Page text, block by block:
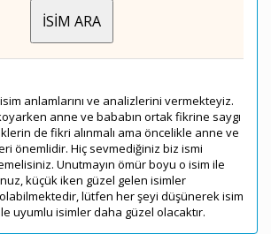
anlamlarını ve analizlerini vermekteyiz.
anne ve bababın ortak fikrine saygı
de fikri alınmalı ama öncelikle anne ve
önemlidir. Hiç sevmediğiniz biz ismi
Unutmayın ömür boyu o isim ile
küçük iken güzel gelen isimler
lütfen her şeyi düşünerek isim
uyumlu isimler daha güzel olacaktır.